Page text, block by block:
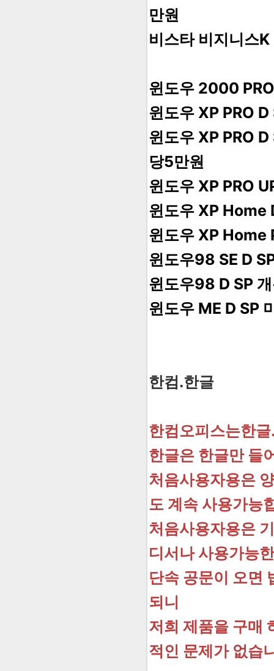
만원
비스타 비지니스
윈도우 2000
윈도우 XP PRO
윈도우 XP PRO
당5만원
윈도우 XP PRO
윈도우 XP Home
윈도우 XP Home
윈도우98 SE D
윈도우98 D SP
윈도우 ME D SP
한컴.한글
한컴오피스는한
한글은 한글만 들
처음사용자용은
도 계속 사용가능
처음사용자용은
디서나 사용가능
단속 공문이 오면
되니
저희 제품을 구매
적인 문제가 없습